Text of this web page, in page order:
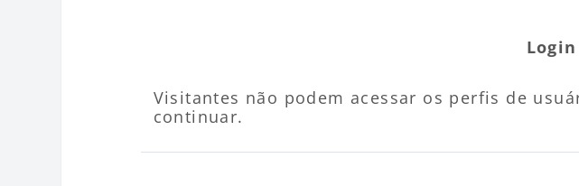
Visitantes não podem acessar os perfis de
continuar.